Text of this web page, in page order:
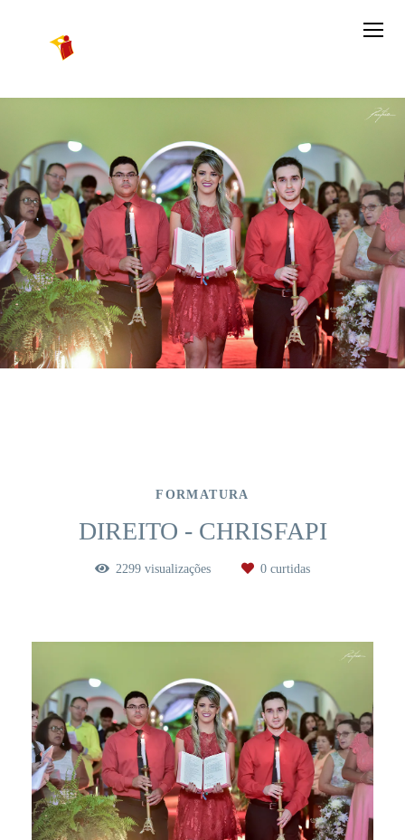
FORMATURA
DIREITO - CHRISFAPI
2299 visualizações 0 curtidas